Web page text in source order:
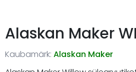
Alaskan Maker
Kaubamärk: Alaskan Maker